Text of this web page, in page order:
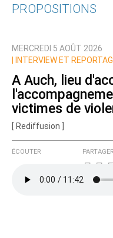
Nom
Courriel (non publié)
Ajoutez votre
PROPOSITIONS
MERCREDI 5 AOÛT 2026
INTERVIEW ET
A Auch, lieu
victimes de
[ Rediffusion ]
ÉCOUTER PARTAGER